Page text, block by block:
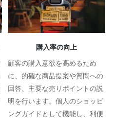
購入率の向上
顧客の購入意欲を高めるため
に、的確な商品提案や質問への
回答、主要な売りポイントの説
明を行います。個人のショッピ
ングガイドとして機能し、利便